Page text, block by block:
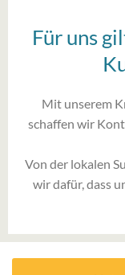
Für uns
Mit unserem
schaffen wir
Von der lokalen
wir dafür, dass